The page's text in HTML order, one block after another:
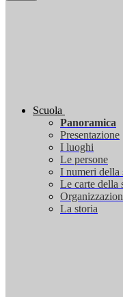
Scuola
Panoramica
Presentazione
I luoghi
Le persone
I numeri della
Le carte della
La storia